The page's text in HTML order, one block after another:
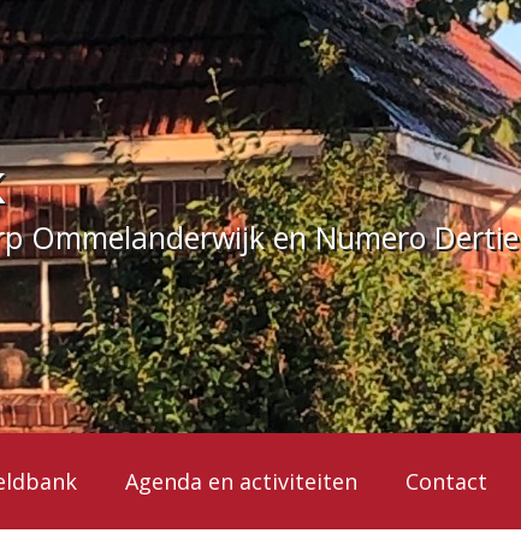
Ommelanderwijk en Numero
Agenda en activiteiten Contact